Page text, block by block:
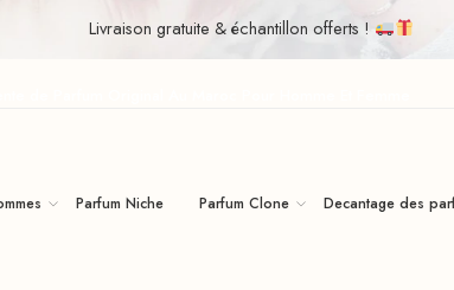
Livraison gratuite & échantillon offerts !
Parfum Niche Parfum Clone Decantage des